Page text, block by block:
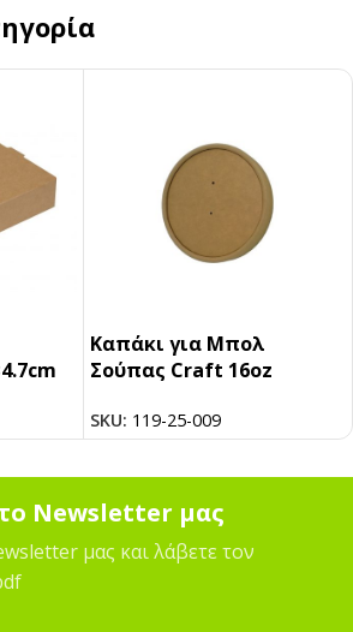
Καπάκι για Μπολ
Σούπας Craft 16oz
SKU: 119-25-009
Newsletter μας
μας και λάβετε τον